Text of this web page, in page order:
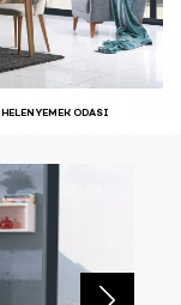
HELEN YEMEK ODASI